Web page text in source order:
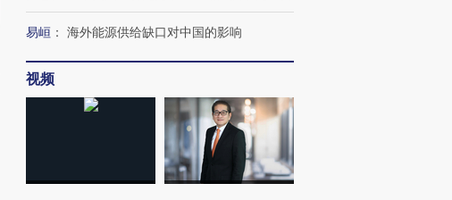
易峘 ： 海外能源供给缺口对中国的影响
视频